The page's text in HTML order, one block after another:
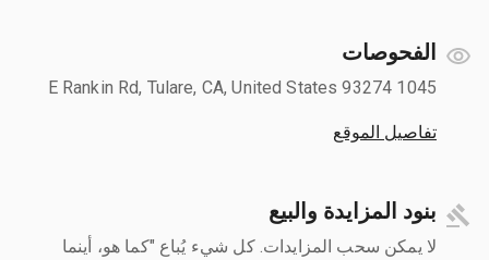
الفحوصات
1045 E Rankin Rd, Tulare, CA, United States 93274
تفاصيل الموقع
بنود المزايدة والبيع
لا يمكن سحب المزايدات. كل شيء يُباع "كما هو، أينما